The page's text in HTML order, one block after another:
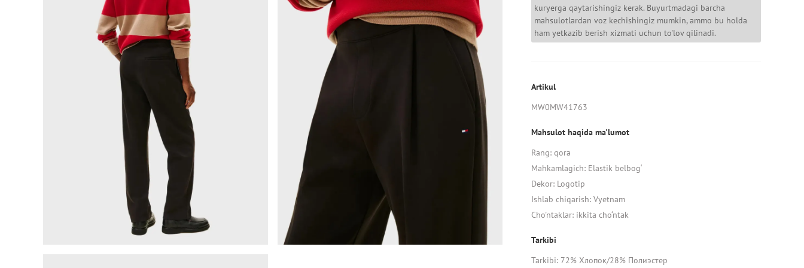
kuryerga qaytarishingiz kerak. Buyurtmadagi barcha
mahsulotlardan voz kechishingiz mumkin, ammo bu holda
ham yetkazib berish xizmati uchun to'lov qilinadi.
Artikul
MW0MW41763
Mahsulot haqida ma'lumot
Rang: qora
Mahkamlagich: Elastik belbog‘
Dekor: Logotip
Ishlab chiqarish: Vyetnam
Cho'ntaklar: ikkita cho‘ntak
Tarkibi
Tarkibi: 72% Хлопок/28% Полиэстер